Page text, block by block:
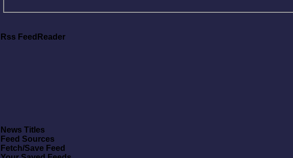
Rss FeedReader
News Titles
Feed Sources
Fetch/Save Feed